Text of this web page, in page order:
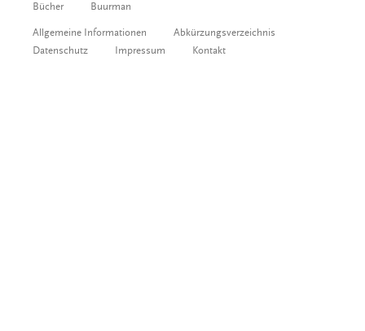
Bücher Buurman
Allgemeine Informationen
Abkürzungsverzeichnis
Datenschutz
Impressum Kontakt